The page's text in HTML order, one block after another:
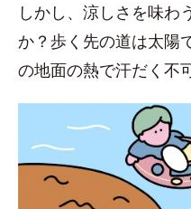
しかし、涼しさを味わ
か？歩く先の道は太陽
の地面の熱で汗だく不